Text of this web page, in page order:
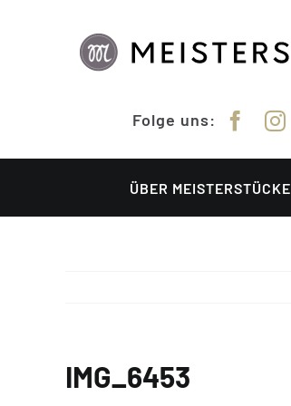
Folge uns:
ÜBER MEISTERSTÜCKE
IMG_6453